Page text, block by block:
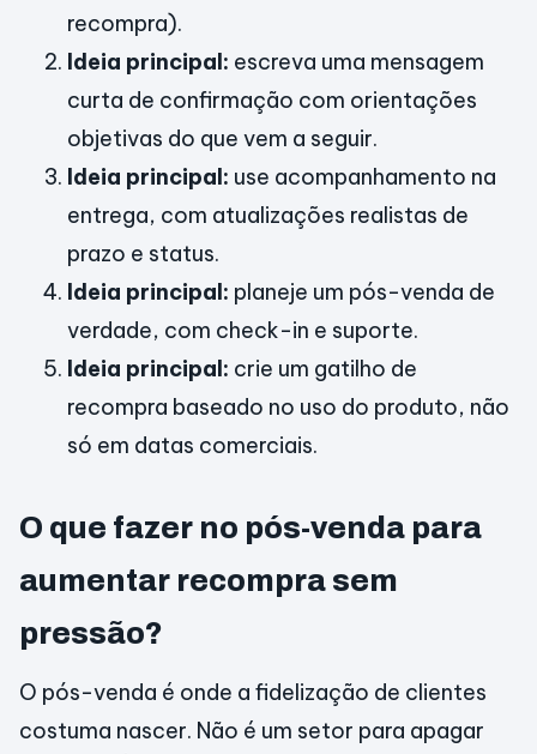
recompra).
Ideia principal: escreva uma mensagem
curta de confirmação com orientações
objetivas do que vem a seguir.
Ideia principal: use acompanhamento na
entrega, com atualizações realistas de
prazo e status.
Ideia principal: planeje um pós-venda de
verdade, com check-in e suporte.
Ideia principal: crie um gatilho de
recompra baseado no uso do produto, não
só em datas comerciais.
O que fazer no pós-venda para
aumentar recompra sem
pressão?
O pós-venda é onde a fidelização de clientes
costuma nascer. Não é um setor para apagar